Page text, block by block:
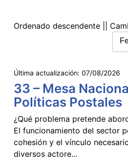
Ordenado descendente ||
Última actualización: 07/08/2026
33 – Mesa
Políticas Postales
¿Qué problema pretende
El funcionamiento del sector
cohesión y el vínculo
diversos actore...